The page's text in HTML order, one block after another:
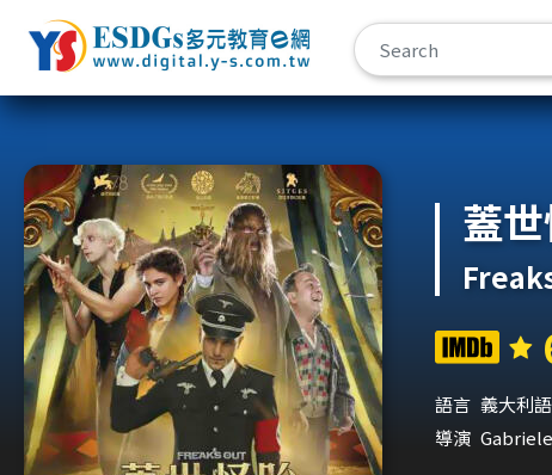
宇勗公播平台
蓋
語言 義大利語
導演